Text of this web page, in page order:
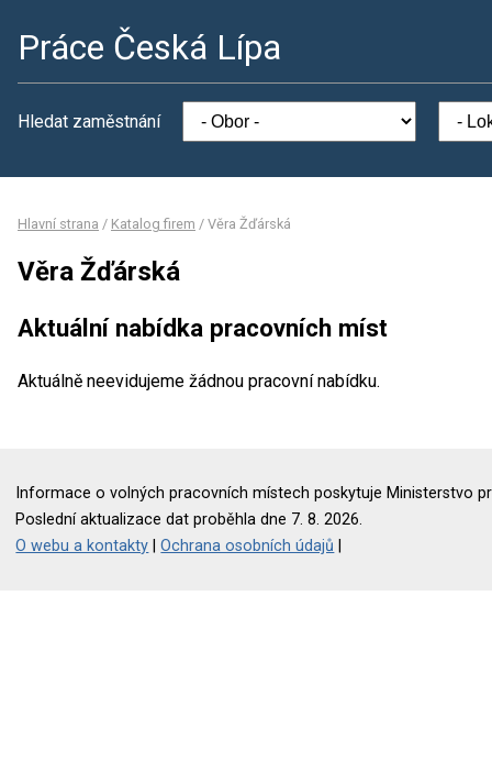
Práce Česká Lípa
Hledat zaměstnání
Hlavní strana / Katalog firem / Věra Žďárská
Věra Žďárská
Aktuální nabídka pracovních míst
Aktuálně neevidujeme žádnou pracovní nabídku.
Informace o volných pracovních místech poskytuje Ministerstvo
Poslední aktualizace dat proběhla dne 7. 8. 2026.
O webu a kontakty |Ochrana osobních údajů